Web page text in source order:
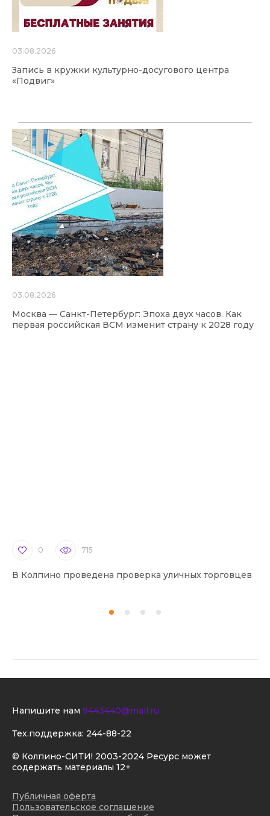
03.08.2026
Запись в кружки культурно-досугового центра
«Подвиг»
03.08.2026
Москва — Санкт-Петербург: Эпоха двух часов. Как
первая российская ВСМ изменит страну к 2028 году
0 715
В Колпино проведена проверка уличных торговцев
© Колпино-СИТИ! 2003-2024 Ресурс может
содержать материалы 12+
Публичная оферта
Пользовательское соглашение
Напишите нам 9443440@mail.ru
Тех.поддержка: 244-88-22